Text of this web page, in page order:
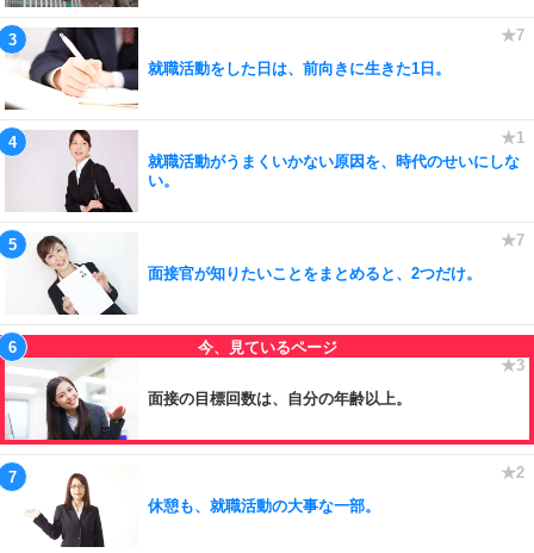
就職活動をした日は、前向きに生きた1日。
就職活動がうまくいかない原因を、時代のせいにしな
い。
面接官が知りたいことをまとめると、2つだけ。
面接の目標回数は、自分の年齢以上。
休憩も、就職活動の大事な一部。